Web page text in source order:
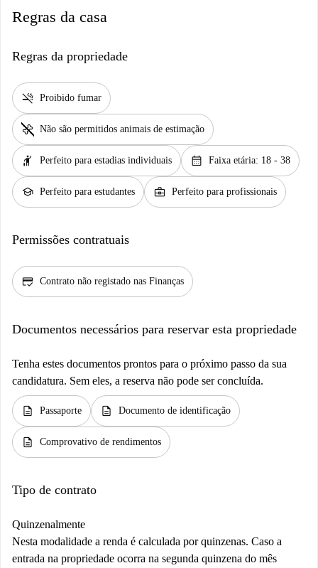
Regras da casa
Regras da propriedade
smoke_free Proibido fumar
pet_supplies Não são permitidos animais de estimação
hail Perfeito para estadias individuais calendar_month Faixa etária: 18 - 38
school Perfeito para estudantes business_center Perfeito para profissionais
Permissões contratuais
credit_score Contrato não registado nas Finanças
Documentos necessários para reservar esta propriedade
Tenha estes documentos prontos para o próximo passo da sua
candidatura. Sem eles, a reserva não pode ser concluída.
description Passaporte description Documento de identificação
description Comprovativo de rendimentos
Tipo de contrato
Quinzenalmente
Nesta modalidade a renda é calculada por quinzenas. Caso a
entrada na propriedade ocorra na segunda quinzena do mês